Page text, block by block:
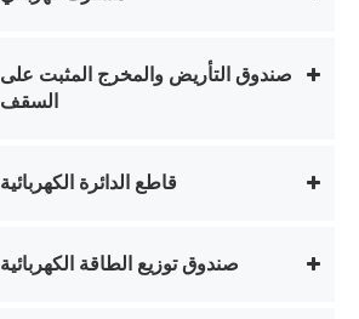
صندوق التأريض والمخرج المثبت على
السقف
قاطع الدائرة الكهربائية
صندوق توزيع الطاقة الكهربائية